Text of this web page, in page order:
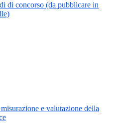
di concorso (da pubblicare in
e valutazione della